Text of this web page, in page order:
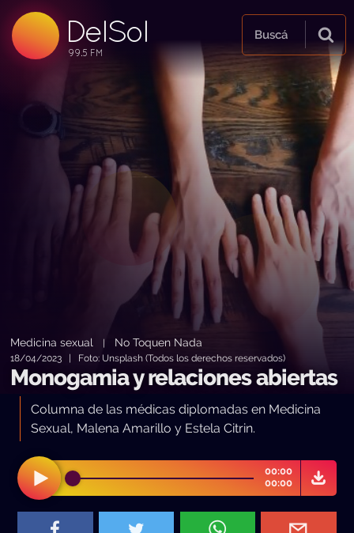
DelSol
99.5 FM
99.5 FM
99.5 FM
Buscá
Medicina sexual No Toquen Nada
18/04/2023 | Foto: Unsplash (Todos los derechos reservados)
Monogamia y relaciones abiertas
Columna de las médicas diplomadas en Medicina
Sexual, Malena Amarillo y Estela Citrin.
00:00
00:00